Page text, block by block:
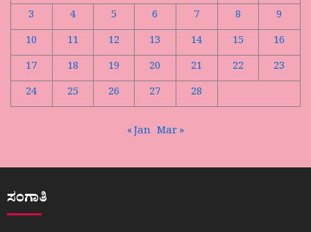
3
4 5 6 7 8
9
10
11 12 13 14 15
16
17
18 19 20 21 22
23
24
25 26 27 28
« Jan Mar »
ಸಂಗಾತಿ